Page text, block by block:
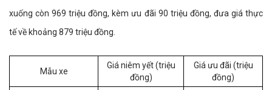
xuống còn 969 triệu đồng, kèm ưu đãi 90 triệu đồng, đưa giá thực
tế về khoảng 879 triệu đồng.
Mẫu xe
Giá niêm yết (triệu
đồng)
Giá ưu đãi (triệu
đồng)